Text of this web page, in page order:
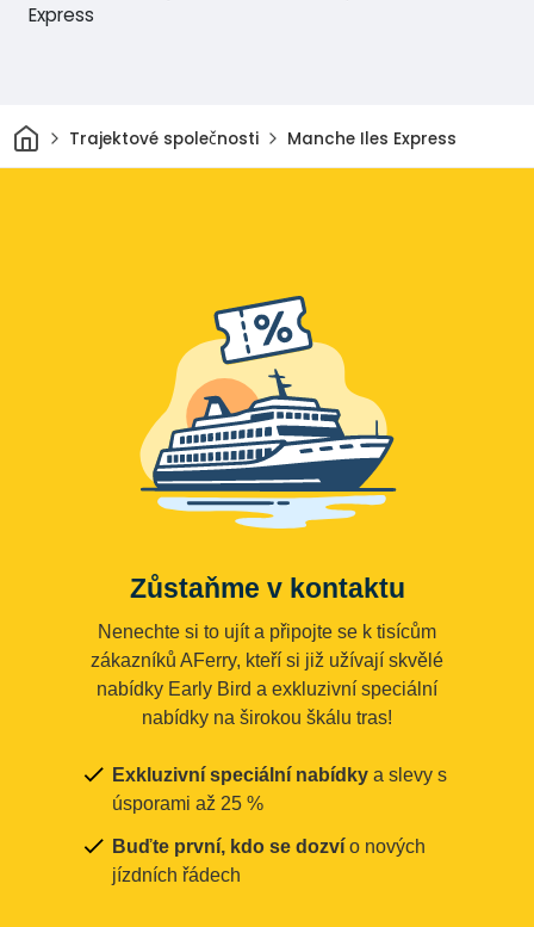
Express
Domov
Trajektové společnosti Manche Iles Express
Zůstaňme v kontaktu
Nenechte si to ujít a připojte se k tisícům
zákazníků AFerry, kteří si již užívají skvělé
nabídky Early Bird a exkluzivní speciální
nabídky na širokou škálu tras!
Exkluzivní speciální nabídky a slevy s
úsporami až 25 %
Buďte první, kdo se dozví o nových
jízdních řádech